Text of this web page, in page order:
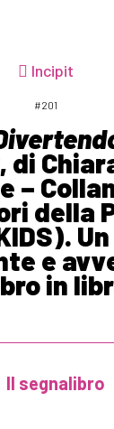
Incipit
#201
, di
–
della
e
in